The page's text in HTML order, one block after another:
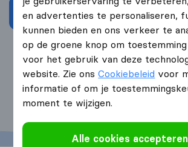
Ontvang gratis
4.3 793 Google
en advertenties te personaliseren,
kunnen bieden en ons verkeer te
op de groene knop om
voor het gebruik van deze
website. Zie onsCookiebeleid voor
informatie of om je
moment te wijzigen.
Alle cookies accepteren